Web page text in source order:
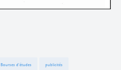
Bourses d'études publicités